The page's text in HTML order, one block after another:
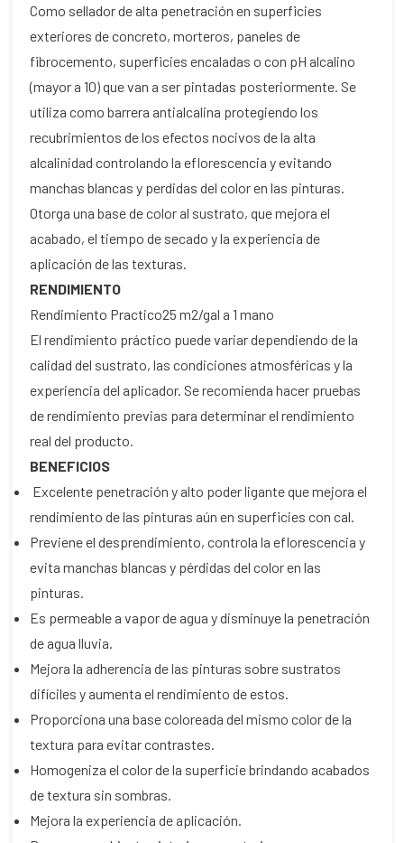
Como sellador de alta penetración en superficies
exteriores de concreto, morteros, paneles de
fibrocemento, superficies encaladas o con pH alcalino
(mayor a 10) que van a ser pintadas posteriormente. Se
utiliza como barrera antialcalina protegiendo los
recubrimientos de los efectos nocivos de la alta
alcalinidad controlando la eflorescencia y evitando
manchas blancas y perdidas del color en las pinturas.
Otorga una base de color al sustrato, que mejora el
acabado, el tiempo de secado y la experiencia de
aplicación de las texturas.
RENDIMIENTO
Rendimiento Practico25 m2/gal a 1 mano
El rendimiento práctico puede variar dependiendo de la
calidad del sustrato, las condiciones atmosféricas y la
experiencia del aplicador. Se recomienda hacer pruebas
de rendimiento previas para determinar el rendimiento
real del producto.
BENEFICIOS
Excelente penetración y alto poder ligante que mejora el
rendimiento de las pinturas aún en superficies con cal.
Previene el desprendimiento, controla la eflorescencia y
evita manchas blancas y pérdidas del color en las
pinturas.
Es permeable a vapor de agua y disminuye la penetración
de agua lluvia.
Mejora la adherencia de las pinturas sobre sustratos
difíciles y aumenta el rendimiento de estos.
Proporciona una base coloreada del mismo color de la
textura para evitar contrastes.
Homogeniza el color de la superficie brindando acabados
de textura sin sombras.
Mejora la experiencia de aplicación.